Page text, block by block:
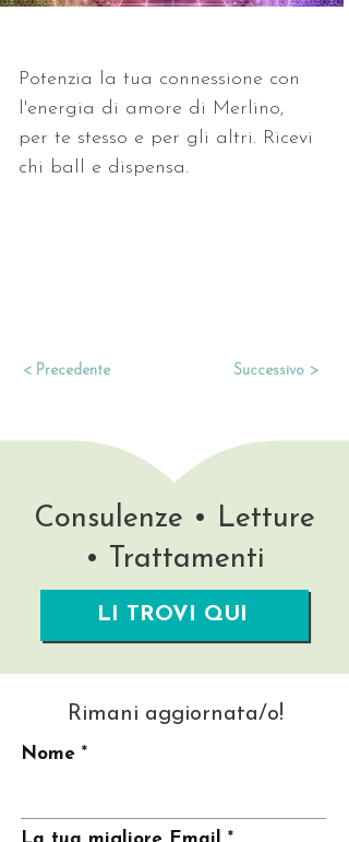
Potenzia la tua connessione con
l'energia di amore di Merlino,
per te stesso e per gli altri. Ricevi
chi ball e dispensa.
< Precedente Successivo >
Consulenze • Letture
• Trattamenti
LI TROVI QUI
Rimani aggiornata/o!
Nome